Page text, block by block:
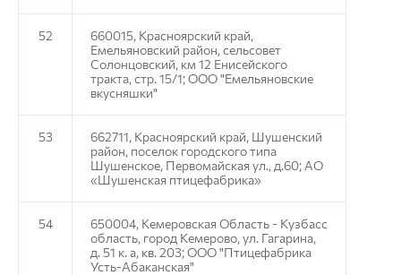
52
660015, Красноярский край,
Емельяновский район, сельсовет
Солонцовский, км 12 Енисейского
тракта, стр. 15/1; ООО "Емельяновские
вкусняшки"
53
662711, Красноярский край, Шушенский
район, поселок городского типа
Шушенское, Первомайская ул., д.60; АО
«Шушенская птицефабрика»
54
650004, Кемеровская Область - Кузбасс
область, город Кемерово, ул. Гагарина,
д. 51 к. а, кв. 203; ООО "Птицефабрика
Усть-Абаканская"